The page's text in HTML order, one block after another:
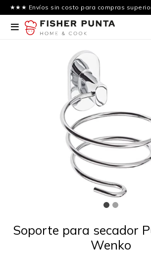
★★★ Envíos sin costo para compras

Soporte para secador
Wenko